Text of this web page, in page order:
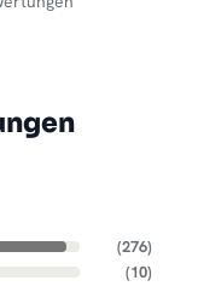
(276)
(10)